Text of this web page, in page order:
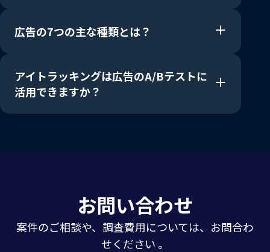
広告の7つの主な種類とは？
アイトラッキングは広告のA/Bテストに
活用できますか？
お問い合わせ
案件のご相談や、調査費用については、お問合わ
せください 。